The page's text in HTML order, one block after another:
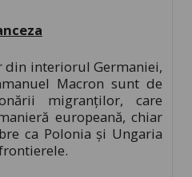
din interiorul Germaniei,
Macron sunt de
migranţilor, care
europeană, chiar
ca Polonia şi Ungaria